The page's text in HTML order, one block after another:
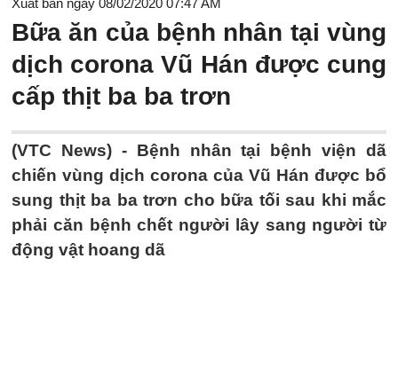
Xuất bản ngày 08/02/2020 07:47 AM
Bữa ăn của bệnh nhân tại vùng
dịch corona Vũ Hán được cung
cấp thịt ba ba trơn
(VTC News) - Bệnh nhân tại bệnh viện dã
chiến vùng dịch corona của Vũ Hán được bổ
sung thịt ba ba trơn cho bữa tối sau khi mắc
phải căn bệnh chết người lây sang người từ
động vật hoang dã